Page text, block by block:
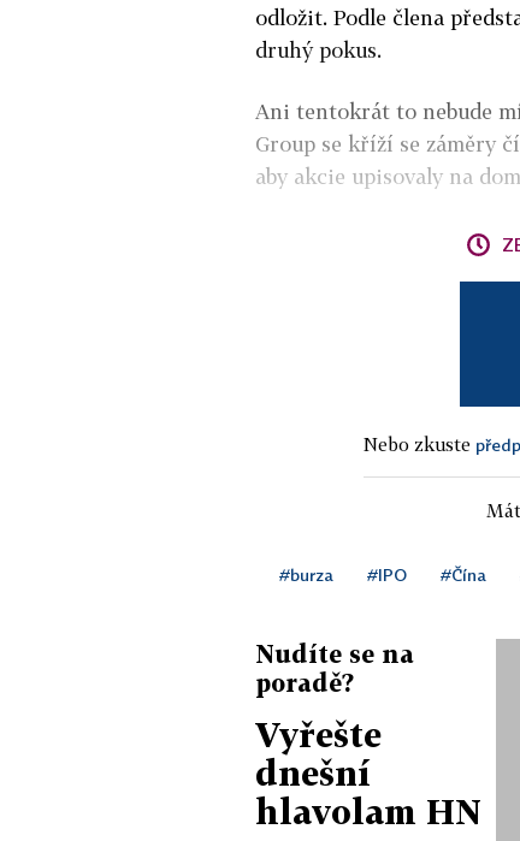
odložit. Podle člena
druhý pokus.
Ani tentokrát to nebude
Group se kříží se záměry
aby akcie upisovaly na
Nebo zkuste
#burza #IPO #Čína
Nudíte se na
poradě?
Vyřešte
dnešní
hlavolam HN